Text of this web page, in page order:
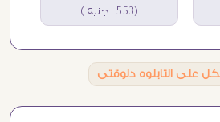
(553 جنيه )
على التابلوه دلوقتى